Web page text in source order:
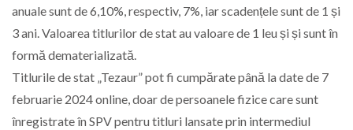
anuale sunt de 6,10%, respectiv, 7%, iar scadențele sunt de 1 și
3 ani. Valoarea titlurilor de stat au valoare de 1 leu și și sunt în
formă dematerializată.
Titlurile de stat „Tezaur” pot fi cumpărate până la date de 7
februarie 2024 online, doar de persoanele fizice care sunt
înregistrate în SPV pentru titluri lansate prin intermediul